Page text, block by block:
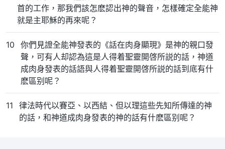
首的工作，那我們該怎麽認出神的聲音，怎樣確定全能神
就是主耶穌的再來呢？
10
你們見證全能神發表的《話在肉身顯現》是神的親口發
聲，可有人却認為這是人得着聖靈開啓所説的話，神道
成肉身發表的話語與人得着聖靈開啓所説的話到底有什
麽區别呢？
11
律法時代以賽亞、以西結、但以理這些先知所傳達的神
的話，和神道成肉身發表的神的話有什麽區别呢？